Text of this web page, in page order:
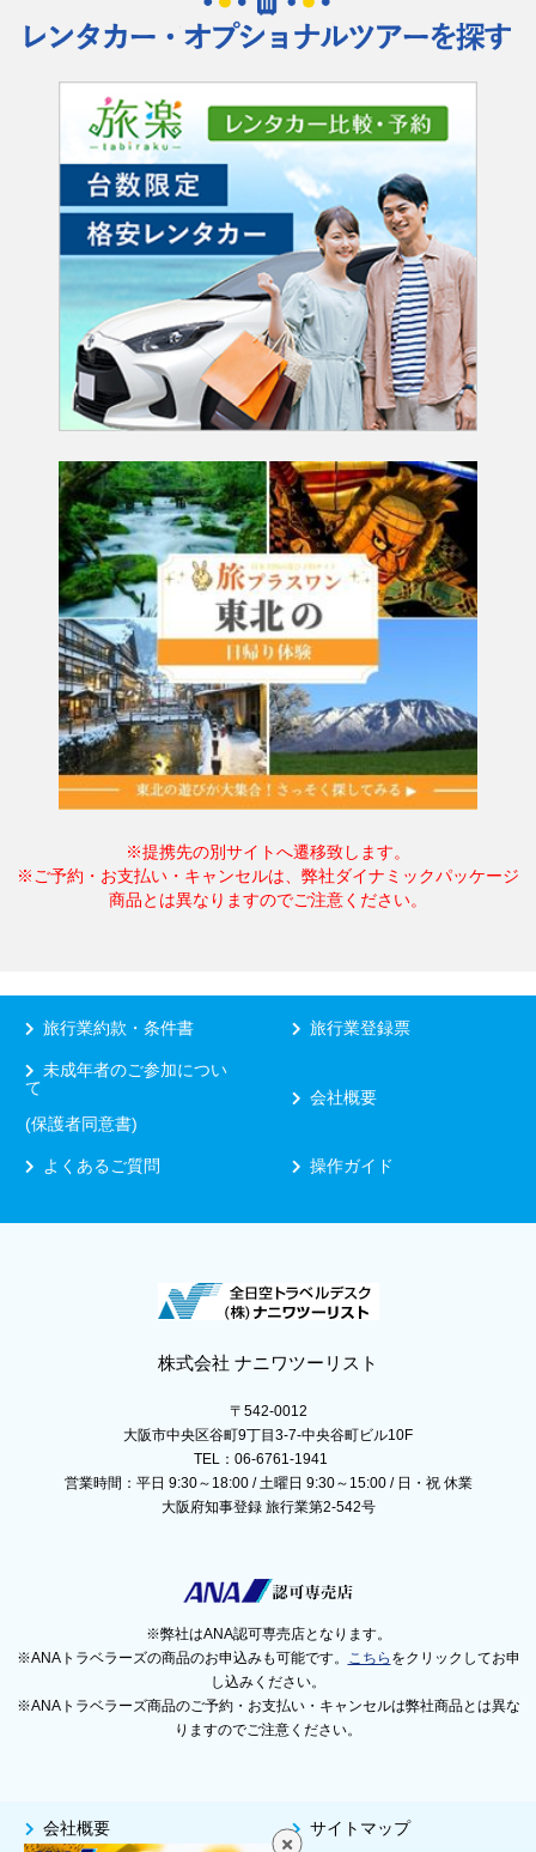
※提携先の別サイトへ遷移致します。
※ご予約・お支払い・キャンセルは、弊社ダイナミックパッケージ
商品とは異なりますのでご注意ください。
旅行業約款・条件書 旅行業登録票
未成年者のご参加につい
て
(保護者同意書)
会社概要
よくあるご質問 操作ガイド
株式会社 ナニワツーリスト
〒542-0012
大阪市中央区谷町9丁目3-7-中央谷町ビル10F
TEL：06-6761-1941
営業時間：平日 9:30～18:00 / 土曜日 9:30～15:00 / 日・祝 休業
大阪府知事登録 旅行業第2-542号
※弊社はANA認可専売店となります。
※ANAトラベラーズの商品のお申込みも可能です。
こちら をクリックしてお申
し込みください。
※ANAトラベラーズ商品のご予約・お支払い・キャンセルは弊社商品とは異な
りますのでご注意ください。
会社概要 サイトマップ